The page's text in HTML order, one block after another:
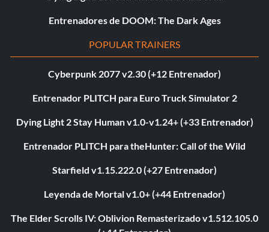
Entrenadores de DOOM: The Dark Ages
POPULAR TRAINERS
Cyberpunk 2077 v2.30 (+12 Entrenador)
Entrenador PLITCH para Euro Truck Simulator 2
Dying Light 2 Stay Human v1.0-v1.24+ (+33 Entrenador)
Entrenador PLITCH para theHunter: Call of the Wild
Starfield v1.15.222.0 (+27 Entrenador)
Leyenda de Mortal v1.0+ (+44 Entrenador)
The Elder Scrolls IV: Oblivion Remasterizado v1.512.105.0